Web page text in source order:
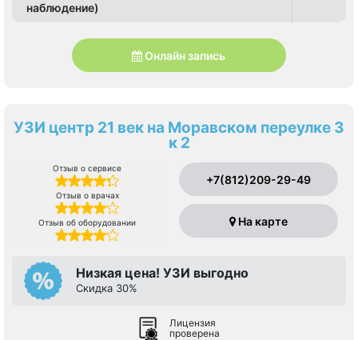
наблюдение)
Онлайн запись
УЗИ центр 21 век на Моравском переулке 3
к 2
Отзыв о сервисе
Отзыв о врачах
Отзыв об оборудовании
+7(812)209-29-49
На карте
Низкая цена! УЗИ выгодно
Скидка 30%
Лицензия
проверена